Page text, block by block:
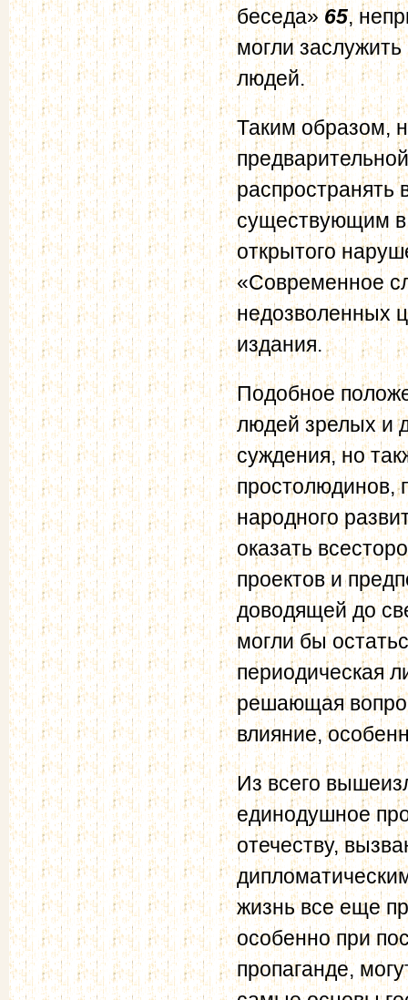
беседа»65,
могли
людей.
Таким образом,
распространять
существующим в
открытого
«Современное
недозволенных
издания.
Подобное
людей зрелых и
суждения, но
простолюдинов,
народного
оказать
проектов и
доводящей до
могли бы
периодическая
решающая
влияние,
Из всего
единодушное
отечеству,
жизнь все еще
особенно при
пропаганде,